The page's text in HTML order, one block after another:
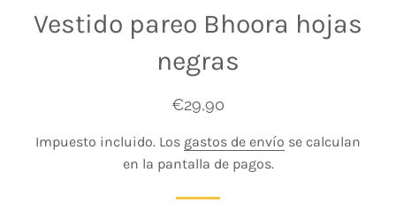
Vestido pareo Bhoora hojas
negras
Precio
Precio
venta
€29,90
Impuesto incluido. Los gastos de envío se calculan
en la pantalla de pagos.